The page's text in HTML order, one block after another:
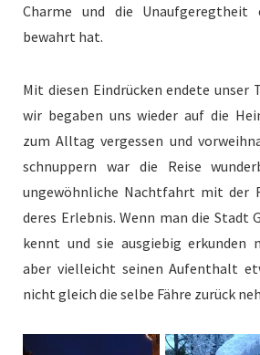
Charme und die Unaufgeregth­eit
bewahrt hat.
Mit diesen Ein­drück­en endete unser
wir begaben uns wieder auf die
zum All­t­ag vergessen und
schnup­pern war die Reise
ungewöhn­liche Nacht­fahrt mit der
deres Erleb­nis. Wenn man die Stadt
ken­nt und sie aus­giebig erkun­den
aber vielle­icht seinen Aufen­thalt
nicht gle­ich die selbe Fähre zurück